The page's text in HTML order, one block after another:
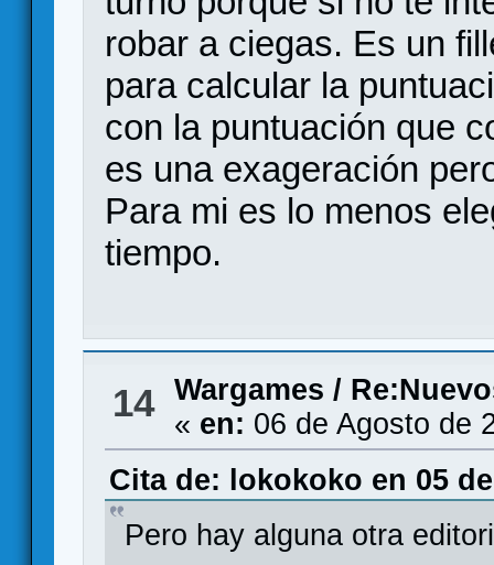
robar a ciegas. Es un
para calcular la
con la puntuación que
es una exageración
Para mi es lo menos
tiempo.
14 Wargames /
« en: 06 de Agosto de
Cita de: lokokoko en 05
Pero hay alguna otra